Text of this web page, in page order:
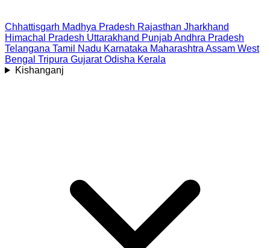
Chhattisgarh Madhya Pradesh Rajasthan Jharkhand
Himachal Pradesh Uttarakhand PunjabAndhra Pradesh
Telangana Tamil Nadu Karnataka Maharashtra Assam West
Bengal Tripura Gujarat Odisha Kerala
Kishanganj